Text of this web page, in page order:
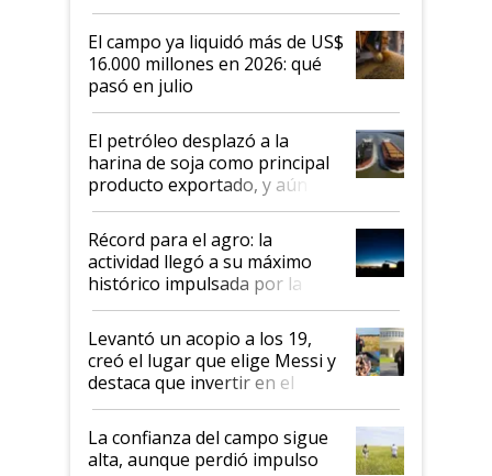
El campo ya liquidó más de US$
16.000 millones en 2026: qué
pasó en julio
El petróleo desplazó a la
harina de soja como principal
producto exportado, y aún así
el agro aportó casi seis de cada
diez dólares y sostuvo el
liderazgo en un semestre
récord
Récord para el agro: la
actividad llegó a su máximo
histórico impulsada por la
cosecha y las exportaciones
Levantó un acopio a los 19,
creó el lugar que elige Messi y
destaca que invertir en el
kirchnerismo era como "darle
plata a un hijo para droga":
Juan Félix Rossetti, el libertario
que de una dura crisis salió
La confianza del campo sigue
alta, aunque perdió impulso